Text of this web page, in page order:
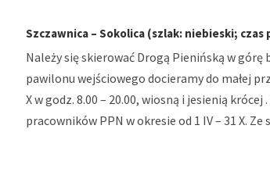
Szczawnica – Sokolica (szlak: niebieski; czas
Należy się skierować Drogą Pienińską w
pawilonu wejściowego docieramy do małej
X w godz. 8.00 – 20.00, wiosną i jesienią
pracowników PPN w okresie od 1 IV – 31 X.